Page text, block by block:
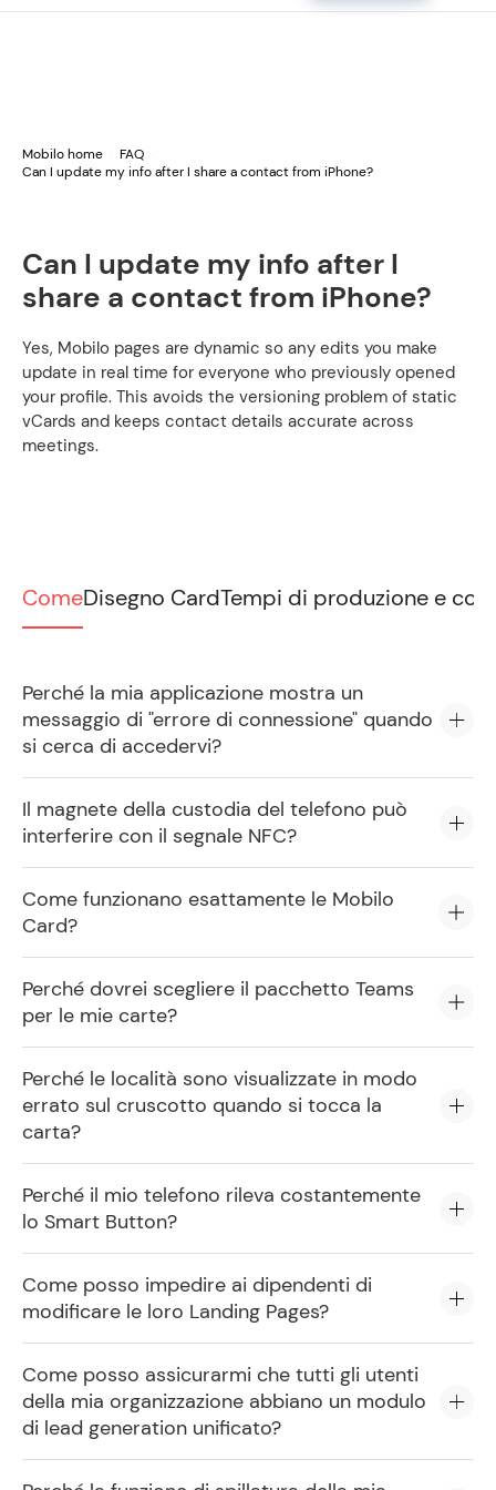
Mobilo home
FAQ
Can I update my info after I share a contact from iPhone?
Can I update my info after I
share a contact from iPhone?
Yes, Mobilo pages are dynamic so any edits you make
update in real time for everyone who previously opened
your profile. This avoids the versioning problem of static
vCards and keeps contact details accurate across
meetings.
ComeDisegno CardTempi di produzione e
Perché la mia applicazione mostra un
messaggio di "errore di connessione" quando
si cerca di accedervi?
Il magnete della custodia del telefono può
interferire con il segnale NFC?
Come funzionano esattamente le Mobilo
Card?
Perché dovrei scegliere il pacchetto Teams
per le mie carte?
Perché le località sono visualizzate in modo
errato sul cruscotto quando si tocca la
carta?
Perché il mio telefono rileva costantemente
lo Smart Button?
Come posso impedire ai dipendenti di
modificare le loro Landing Pages?
Come posso assicurarmi che tutti gli utenti
della mia organizzazione abbiano un modulo
di lead generation unificato?